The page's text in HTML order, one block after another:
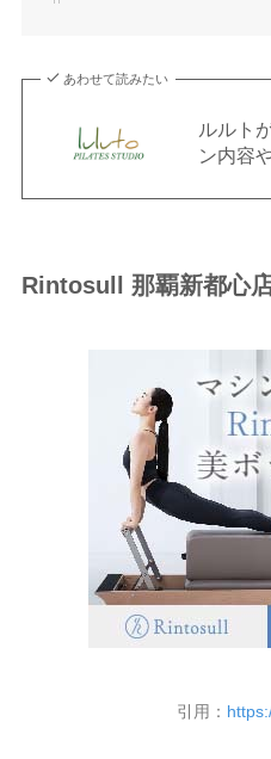
あわせて読みたい
ルルト
ン内容
Rintosull 那覇新都心
引用：